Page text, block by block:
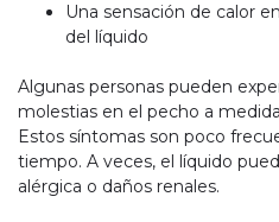
Una sensación de calor
del líquido
Algunas personas pueden
molestias en el pecho a
Estos síntomas son poco
tiempo. A veces, el líquido
alérgica o daños renales.